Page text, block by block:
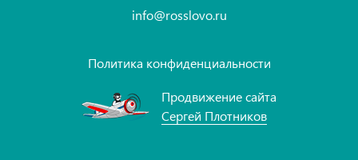
info@rosslovo.ru
Политика конфиденциальности
Продвижение сайта
Сергей Плотников